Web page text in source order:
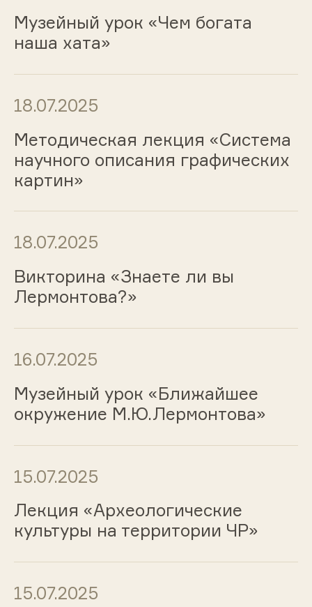
Музейный урок «Чем богата
наша хата»
18.07.2025
Методическая лекция «Система
научного описания графических
картин»
18.07.2025
Викторина «Знаете ли вы
Лермонтова?»
16.07.2025
Музейный урок «Ближайшее
окружение М.Ю.Лермонтова»
15.07.2025
Лекция «Археологические
культуры на территории ЧР»
15.07.2025